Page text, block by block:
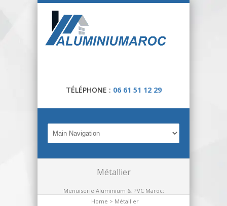
TÉLÉPHONE : 06 61 51 12 29
Métallier
Menuiserie Aluminium & PVC Maroc:
Home > Métallier